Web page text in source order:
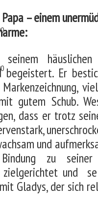
– einem
begeistert. Er
gutem Schub.
dass er trotz
und
zu
zielgerichtet und
Gladys, der sich